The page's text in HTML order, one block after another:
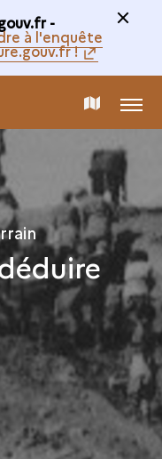
-
à l'enquête
!
CARTE
LA
COLLECTION
MENU